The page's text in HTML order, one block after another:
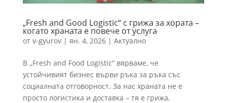
„Fresh and Good Logistic“ с грижа за хората –
когато храната е повече от услуга
от v-gyurov| ян. 4, 2026| Актуално
В „Fresh and Food Logistic“ вярваме, че
устойчивият бизнес върви ръка за ръка със
социалната отговорност. За нас храната не е
просто логистика и доставка – тя е грижа,